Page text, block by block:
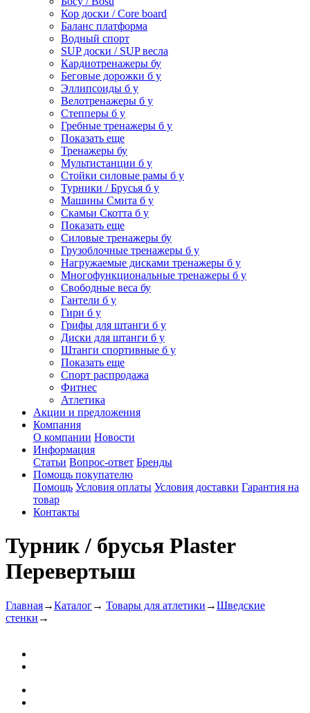
Кор доски / Core board
Баланс платформа
Водный спорт
SUP доски / SUP весла
Кардиотренажеры бу
Беговые дорожки б у
Эллипсоиды б у
Велотренажеры б у
Степперы б у
Гребные тренажеры б у
Показать еще
Тренажеры бу
Мультистанции б у
Стойки силовые рамы б у
Турники / Брусья б у
Машины Смита б у
Скамьи Скотта б у
Показать еще
Силовые тренажеры бу
Грузоблочные тренажеры б у
Нагружаемые дисками тренажеры б у
Многофункциональные тренажеры б у
Свободные веса бу
Гантели б у
Гири б у
Грифы для штанги б у
Диски для штанги б у
Штанги спортивные б у
Показать еще
Спорт распродажа
Фитнес
Атлетика
Акции и предложения
Компания
О компании Новости
Информация
Статьи Вопрос-ответ Бренды
Помощь покупателю
Помощь Условия оплаты Условия доставки Гарантия на
товар
Контакты
Турник / брусья Plaster
Перевертыш
Главная→Каталог→ Товары для атлетики →Шведские
стенки →